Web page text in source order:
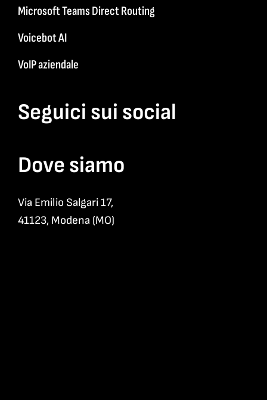
Microsoft Teams Direct Routing
Voicebot AI
VoIP aziendale
Seguici sui social
Dove siamo
Via Emilio Salgari 17,
41123, Modena (MO)